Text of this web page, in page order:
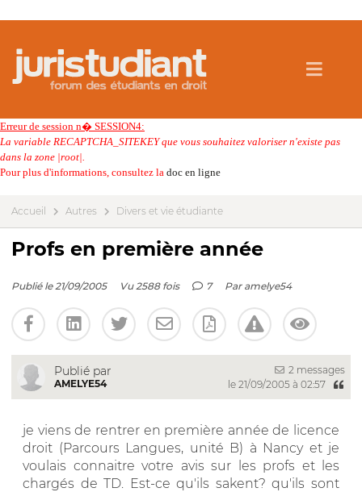
Erreur de session n� SESSION4:
La variable RECAPTCHA_SITEKEY que vous souhaitez valoriser n'existe pas
dans la zone |root|.
Pour plus d'informations, consultez la doc en ligne
Accueil Autres Divers et vie étudiante
Profs en première année
Publié le 21/09/2005 Vu 2588 fois 7 Par amelye54
Publié par
AMELYE54
2 messages
le 21/09/2005 à 02:57
je viens de rentrer en première année de licence
droit (Parcours Langues, unité B) à Nancy et je
voulais connaitre votre avis sur les profs et les
chargés de TD. Est-ce qu'ils sakent? qu'ils sont